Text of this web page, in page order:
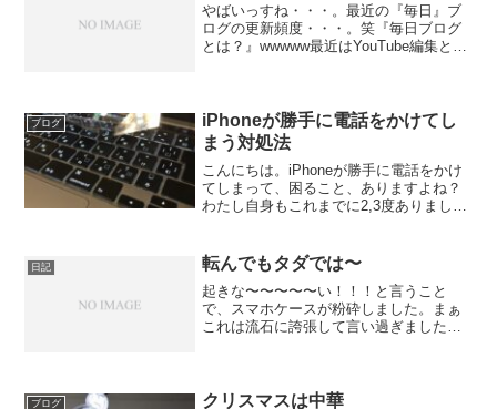
やばいっすね・・・。最近の『毎日』ブ
ログの更新頻度・・・。笑『毎日ブログ
とは？』wwwww最近はYouTube編集と共
以前まで...
ブログ
iPhoneが勝手に電話をかけてし
まう対処法
こんにちは。iPhoneが勝手に電話をかけ
てしまって、困ること、ありますよね？
わたし自身もこれまでに2,3度ありまし
す。しかし、遂に、会社の先輩に勝手に
かけてしまったので...
日記 転んでもタダでは〜
起きな〜〜〜〜〜い！！！と言うこと
で、スマホケースが粉砕しました。まぁ
これは流石に誇張して言い過ぎました
らない」と言ったのです...
ブログ クリスマスは中華